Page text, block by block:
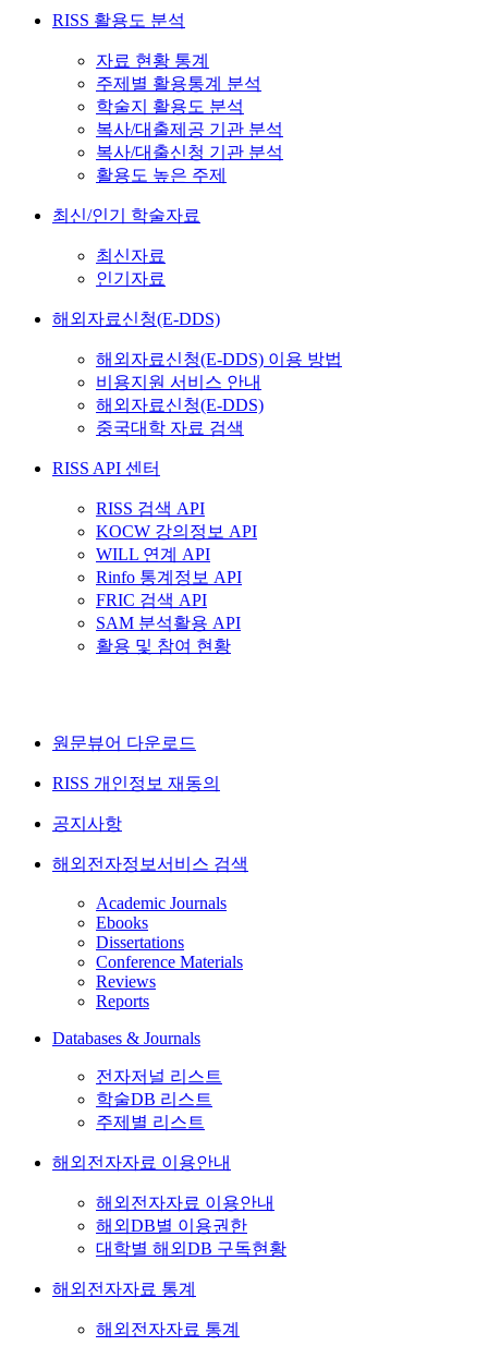
RISS 활용도 분석
자료 현황 통계
주제별 활용통계 분석
학술지 활용도 분석
복사/대출제공 기관 분석
복사/대출신청 기관 분석
활용도 높은 주제
최신/인기 학술자료
최신자료
인기자료
해외자료신청(E-DDS)
해외자료신청(E-DDS) 이용 방법
비용지원 서비스 안내
해외자료신청(E-DDS)
중국대학 자료 검색
RISS API 센터
RISS 검색 API
KOCW 강의정보 API
WILL 연계 API
Rinfo 통계정보 API
FRIC 검색 API
SAM 분석활용 API
활용 및 참여 현황
원문뷰어 다운로드
RISS 개인정보 재동의
공지사항
해외전자정보서비스 검색
Academic Journals
Ebooks
Dissertations
Conference Materials
Reviews
Reports
Databases & Journals
전자저널 리스트
학술DB 리스트
주제별 리스트
해외전자자료 이용안내
해외전자자료 이용안내
해외DB별 이용권한
대학별 해외DB 구독현황
해외전자자료 통계
해외전자자료 통계